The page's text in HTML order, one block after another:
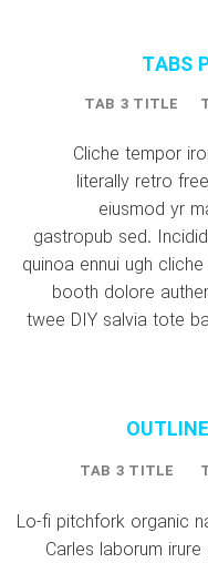
TABS
TAB 3 TITLE
Cliche tempor
literally retro
eiusmod yr
gastropub sed.
quinoa ennui ugh
booth dolore
twee DIY salvia tote
TAB 3 TITLE
Lo-fi pitchfork organic
Carles laborum